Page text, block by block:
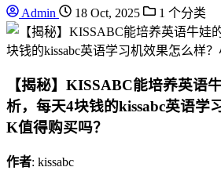
Admin 18 Oct, 2025 1 个分类
【揭秘】KISSABC能培养英语
析，每天4块钱的kissabc英语学
K值得购买吗？
作者: kissabc